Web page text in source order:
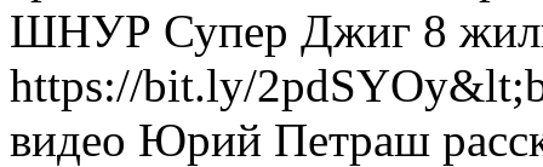
ШНУР Супер Джиг 8
https://bit.ly/
видео Юрий Петраш